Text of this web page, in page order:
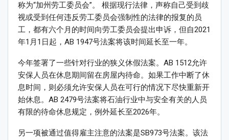
称为“加州劳工委员会”。 根据现行法律，声称自己受到歧
视或受到任何违反劳工委员会强制性的法律的报复的员
工，都有六个月的时间向劳工委员会提出申诉，但自2021
年1月1日起，AB 1947号法案将该时间延长至一年。
今年签署了一些针对行业的狭义休假法案。AB 1512允许
安保人员在休息期间留在房屋内待命。如果工作中断了休
息时间，则必须允许安保人员在可行的情况下尽快重新开
始休息。AB 2479号法案将石油行业中与安全有关的人员
有限的待命休息规定，例外延长至2026年。
另一项被通过值得雇主注意的法案是SB973号法案。该法